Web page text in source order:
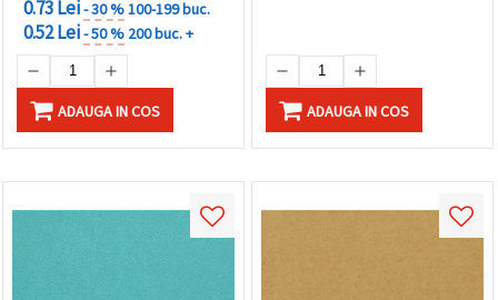
0.73 Lei- 30 %100-199 buc.
0.52 Lei- 50 % 200 buc. +
ADAUGA IN COS ADAUGA IN COS